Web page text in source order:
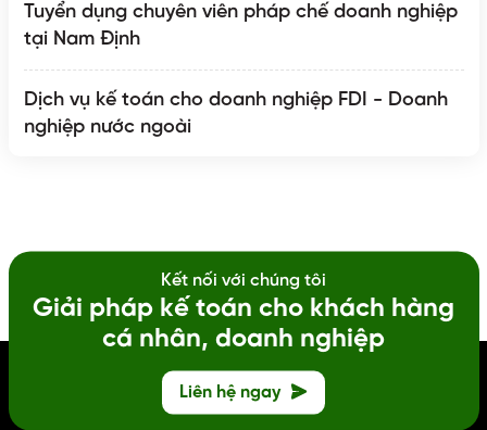
Tuyển dụng chuyên viên pháp chế doanh nghiệp
tại Nam Định
Dịch vụ kế toán cho doanh nghiệp FDI - Doanh
nghiệp nước ngoài
Kết nối với chúng tôi
Giải pháp kế toán cho khách hàng
cá nhân, doanh nghiệp
Liên hệ ngay